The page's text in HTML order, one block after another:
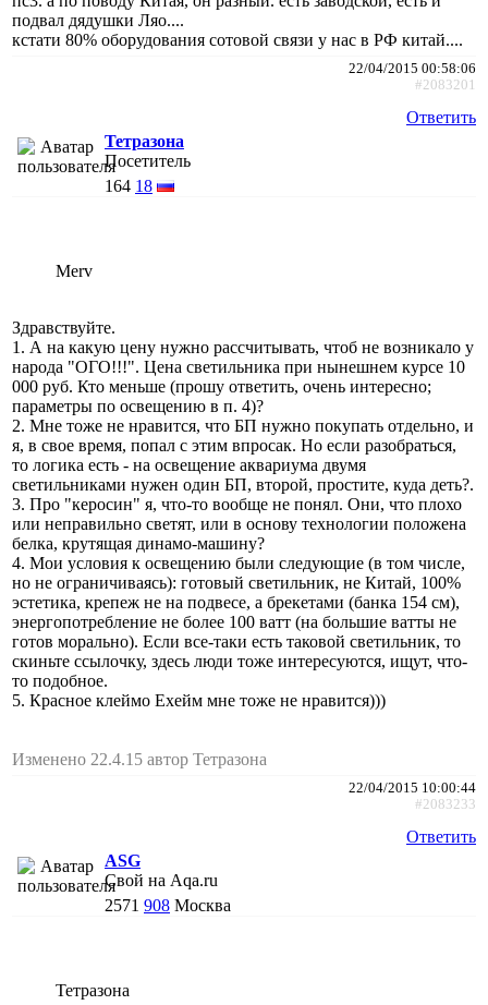
подвал дядушки Ляо....
кстати 80% оборудования сотовой связи у нас в РФ китай....
22/04/2015 00:58:06
#2083201
Ответить
Тетразона
Посетитель
164 18
Merv
Здравствуйте.
1. А на какую цену нужно рассчитывать, чтоб не возникало у
народа "ОГО!!!". Цена светильника при нынешнем курсе 10
000 руб. Кто меньше (прошу ответить, очень интересно;
параметры по освещению в п. 4)?
2. Мне тоже не нравится, что БП нужно покупать отдельно, и
я, в свое время, попал с этим впросак. Но если разобраться,
то логика есть - на освещение аквариума двумя
светильниками нужен один БП, второй, простите, куда деть?.
3. Про "керосин" я, что-то вообще не понял. Они, что плохо
или неправильно светят, или в основу технологии положена
белка, крутящая динамо-машину?
4. Мои условия к освещению были следующие (в том числе,
но не ограничиваясь): готовый светильник, не Китай, 100%
эстетика, крепеж не на подвесе, а брекетами (банка 154 см),
энергопотребление не более 100 ватт (на большие ватты не
готов морально). Если все-таки есть таковой светильник, то
скиньте ссылочку, здесь люди тоже интересуются, ищут, что-
то подобное.
5. Красное клеймо Ехейм мне тоже не нравится)))
Изменено 22.4.15 автор Тетразона
22/04/2015 10:00:44
#2083233
Ответить
АSG
Свой на Aqa.ru
2571 908 Москва
Тетразона